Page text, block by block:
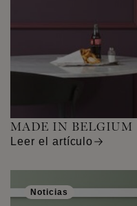
MADE IN BELGIUM
Leer el artículo
Noticias